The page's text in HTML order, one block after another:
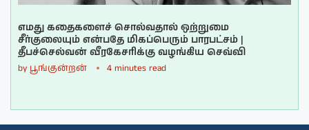
எமது கதைகளைச் சொல்வதால் ஒற்றுமை
சீர்குலையும் என்பதே மிகப்பெரும் பாரபட்சம் |
தீபச்செல்வன் வீரகேசரிக்கு வழங்கிய செவ்வி
by பூங்குன்றன் 4 minutes read